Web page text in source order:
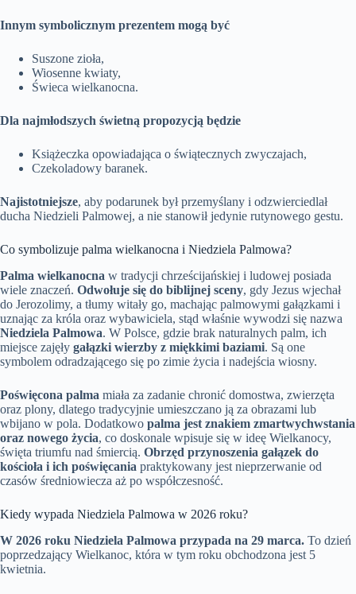
Innym symbolicznym prezentem mogą być
Suszone zioła,
Wiosenne kwiaty,
Świeca wielkanocna.
Dla najmłodszych świetną propozycją będzie
Książeczka opowiadająca o świątecznych zwyczajach,
Czekoladowy baranek.
Najistotniejsze, aby podarunek był przemyślany i odzwierciedlał
ducha Niedzieli Palmowej, a nie stanowił jedynie rutynowego gestu.
Co symbolizuje palma wielkanocna i Niedziela Palmowa?
Palma wielkanocna w tradycji chrześcijańskiej i ludowej posiada
wiele znaczeń. Odwołuje się do biblijnej sceny, gdy Jezus wjechał
do Jerozolimy, a tłumy witały go, machając palmowymi gałązkami i
uznając za króla oraz wybawiciela, stąd właśnie wywodzi się nazwa
Niedziela Palmowa. W Polsce, gdzie brak naturalnych palm, ich
miejsce zajęły gałązki wierzby z miękkimi baziami. Są one
symbolem odradzającego się po zimie życia i nadejścia wiosny.
Poświęcona palma miała za zadanie chronić domostwa, zwierzęta
oraz plony, dlatego tradycyjnie umieszczano ją za obrazami lub
wbijano w pola. Dodatkowo palma jest znakiem zmartwychwstania
oraz nowego życia, co doskonale wpisuje się w ideę Wielkanocy,
święta triumfu nad śmiercią. Obrzęd przynoszenia gałązek do
kościoła i ich poświęcania praktykowany jest nieprzerwanie od
czasów średniowiecza aż po współczesność.
Kiedy wypada Niedziela Palmowa w 2026 roku?
W 2026 roku Niedziela Palmowa przypada na 29 marca. To dzień
poprzedzający Wielkanoc, która w tym roku obchodzona jest 5
kwietnia.